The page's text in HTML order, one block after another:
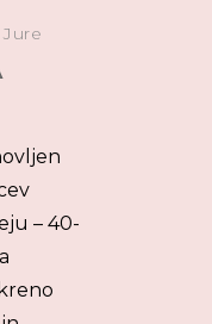
Jure
– 40-